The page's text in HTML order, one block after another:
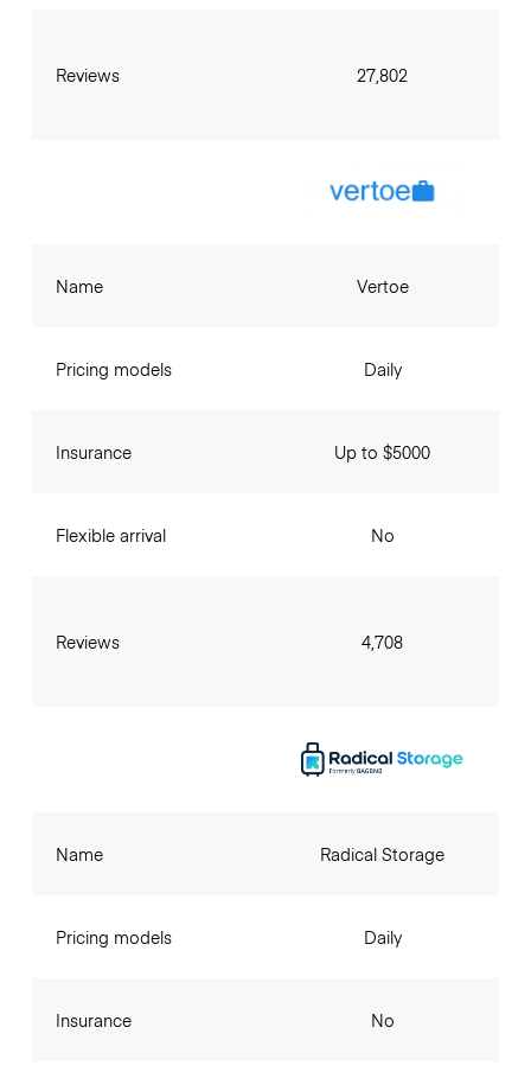
Reviews 27,802
Name
Pricing models
Insurance
Flexible arrival
Reviews
Vertoe
Daily
Up to $5000
No
4,708
Name
Pricing models
Insurance
Radical Storage
Daily
No